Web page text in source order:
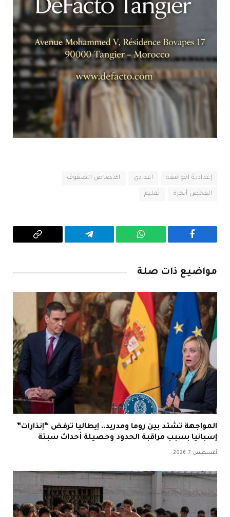
إعدادية اجوامعة اعدادي اكتضاض الصفوف
الفحص أنجرة تعليم
فيسبوك واتساب تيلقرام
Copy
مواضيع ذات صلة
المواجهة تشتد بين روما ومدريد.. إيطاليا ترفض “إنذارات”
إسبانيا بسبب مراقبة الحدود وحصيلة أحداث سبتة
أغسطس 7, 2026